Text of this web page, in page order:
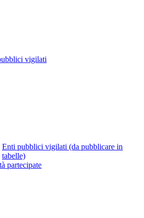
vigilati
Enti pubblici vigilati (da pubblicare in
tabelle)
partecipate